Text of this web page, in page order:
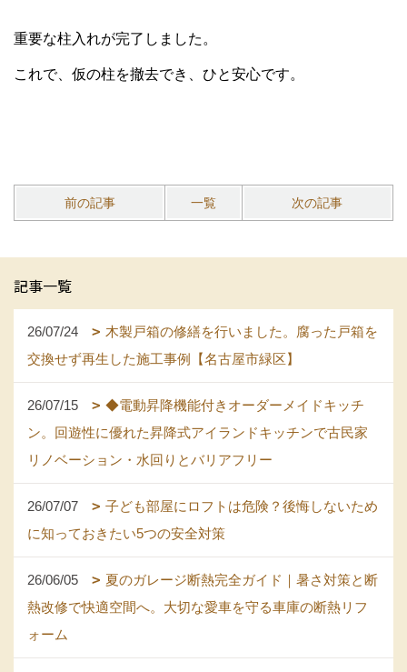
重要な柱入れが完了しました。
これで、仮の柱を撤去でき、ひと安心です。
前の記事 一覧 次の記事
記事一覧
26/07/24
木製戸箱の修繕を行いました。腐った戸箱を
交換せず再生した施工事例【名古屋市緑区】
26/07/15
◆電動昇降機能付きオーダーメイドキッチ
ン。回遊性に優れた昇降式アイランドキッチンで古民家
リノベーション・水回りとバリアフリー
26/07/07
子ども部屋にロフトは危険？後悔しないため
に知っておきたい5つの安全対策
26/06/05
夏のガレージ断熱完全ガイド｜暑さ対策と断
熱改修で快適空間へ。大切な愛車を守る車庫の断熱リフ
ォーム